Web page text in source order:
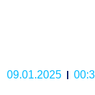
09.01.2025